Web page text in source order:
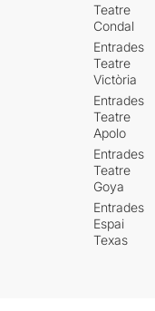
Teatre
Condal
Entrades
Teatre
Victòria
Entrades
Teatre
Apolo
Entrades
Teatre
Goya
Entrades
Espai
Texas